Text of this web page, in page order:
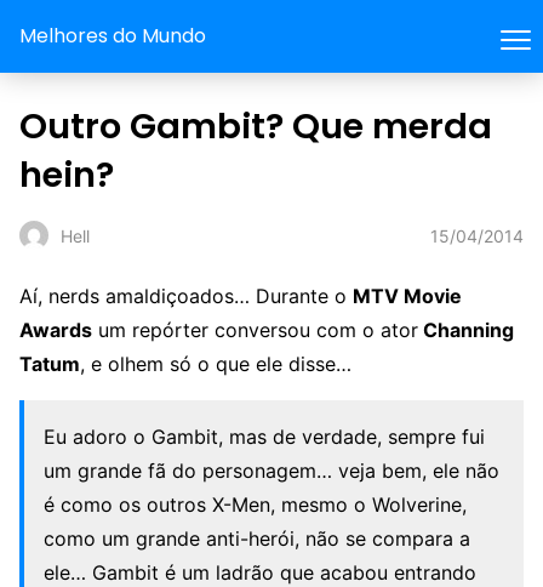
Melhores do Mundo
Outro Gambit? Que merda
hein?
Hell 15/04/2014
Aí, nerds amaldiçoados… Durante o MTV Movie
Awards um repórter conversou com o ator Channing
Tatum, e olhem só o que ele disse…
Eu adoro o Gambit, mas de verdade, sempre fui
um grande fã do personagem… veja bem, ele não
é como os outros X-Men, mesmo o Wolverine,
como um grande anti-herói, não se compara a
ele… Gambit é um ladrão que acabou entrando